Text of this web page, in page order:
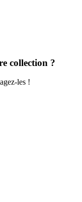
collection ?
les !